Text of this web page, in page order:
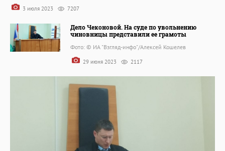
3 июля 2023 7207
Дело Чеконовой. На суде по увольнению
чиновницы представили ее грамоты
Фото: © ИА "Взгляд-инфо"/Алексей Кошелев
29 июня 2023 2117